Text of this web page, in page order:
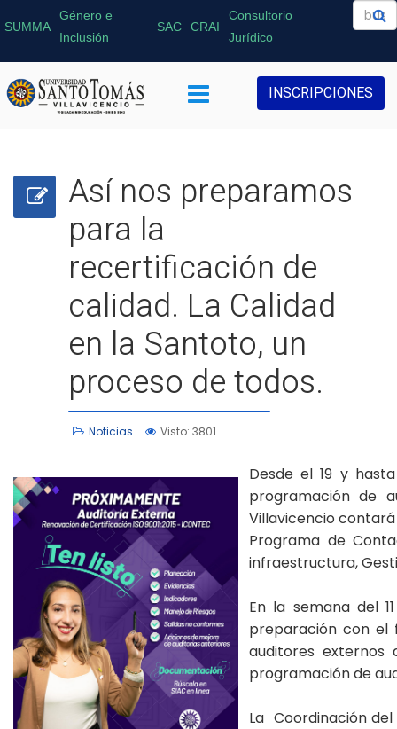
SUMMA
Género e
Inclusión
SAC CRAI
Consultorio
Jurídico
INSCRIPCIONES
Así nos preparamos
para la
recertificación de
calidad. La Calidad
en la Santoto, un
proceso de todos.
Noticias Visto: 3801
Desde el 19 y
programación de
Villavicencio
Programa de
infraestructura,
En la semana del
preparación con el
auditores externos
programación de
La Coordinación